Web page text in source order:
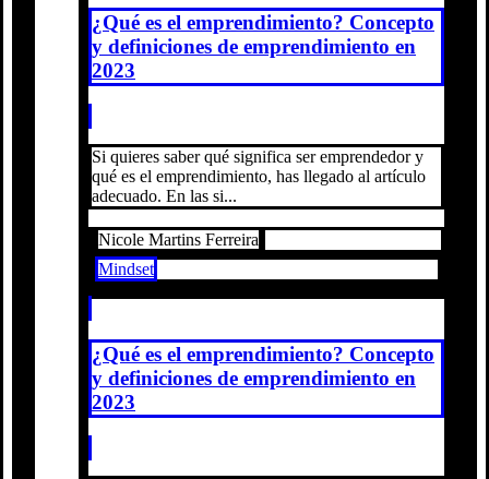
¿Qué es el emprendimiento? Concepto
y definiciones de emprendimiento en
2023
Si quieres saber qué significa ser emprendedor y
qué es el emprendimiento, has llegado al artículo
adecuado. En las si...
Nicole Martins Ferreira
Mindset
¿Qué es el emprendimiento? Concepto
y definiciones de emprendimiento en
2023